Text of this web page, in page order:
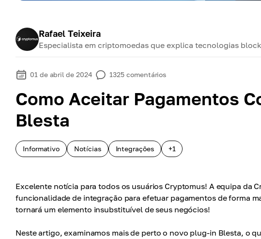
Rafael Teixeira
Especialista em criptomoedas que explica tecnologias
01 de abril de 2024 1325 comentários
Como Aceitar Pagamentos
Blesta
Informativo Notícias Integrações +1
Excelente notícia para todos os usuários Cryptomus! A equipa da
funcionalidade de integração para efetuar pagamentos de forma
tornará um elemento insubstituível de seus negócios!
Neste artigo, examinamos mais de perto o novo plug-in Blesta, o